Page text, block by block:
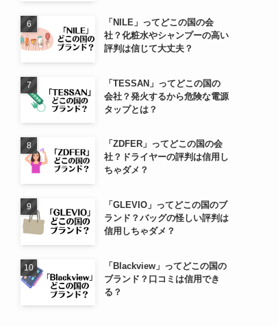
「NILE」ってどこの国の会
社？化粧水やシャンプーの高い
評判は信じて大丈夫？
「TESSAN」ってどこの国の
会社？発火するから危険な電源
タップとは？
「ZDFER」ってどこの国の会
社？ドライヤーの評判は信用し
ちゃダメ？
「GLEVIO」ってどこの国のブ
ランド？バッグの怪しい評判は
信用しちゃダメ？
「Blackview」ってどこの国の
ブランド？口コミは信用でき
る？